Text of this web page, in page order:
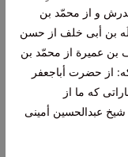
عليه‌ السّلام‌ بِطوس‌، ص‌ ٣٠٥ از پدرش‌ و از محمّد بن‌
بن‌ أبی خلف‌ از حسن‌
بن‌ عميرة‌ از محمّد بن‌
از حضرت‌ أباجعفر
که‌ ما از
عبدالحسين‌ أمينی